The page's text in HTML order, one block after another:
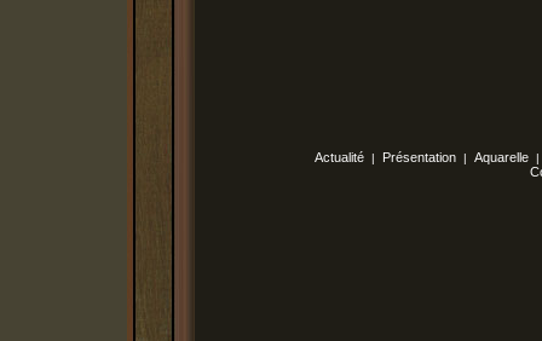
Actualité | Présentation | Aquarelle